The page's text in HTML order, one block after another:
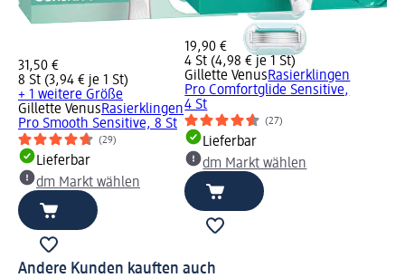
31,50 €
8 St (3,94 € je 1 St)
+ 1 weitere Größe
Gillette VenusRasierklingen
Pro Smooth Sensitive, 8 St
(29)
Lieferbar
dm Markt wählen
19,90 €
4 St (4,98 € je 1 St)
Gillette VenusRasierklingen
Pro Comfortglide Sensitive,
4 St
(27)
Lieferbar
dm Markt wählen
Andere Kunden kauften auch